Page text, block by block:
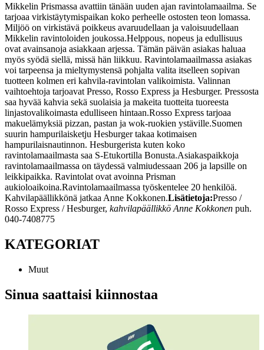
Mikkelin Prismassa avattiin tänään uuden ajan ravintolamaailma. Se
tarjoaa virkistäytymispaikan koko perheelle ostosten teon lomassa.
Miljöö on virkistävä poikkeus avaruudellaan ja valoisuudellaan
Mikkelin ravintoloiden joukossa.Helppous, nopeus ja edullisuus
ovat avainsanoja asiakkaan arjessa. Tämän päivän asiakas haluaa
myös syödä siellä, missä hän liikkuu. Ravintolamaailmassa asiakas
voi tarpeensa ja mieltymystensä pohjalta valita itselleen sopivan
tuotteen kolmen eri kahvila-ravintolan valikoimista. Valinnan
vaihtoehtoja tarjoavat Presso, Rosso Express ja Hesburger. Pressosta
saa hyvää kahvia sekä suolaisia ja makeita tuotteita tuoreesta
linjastovalikoimasta edulliseen hintaan.Rosso Express tarjoaa
makuelämyksiä pizzan, pastan ja wok-ruokien ystäville.Suomen
suurin hampurilaisketju Hesburger takaa kotimaisen
hampurilaisnautinnon. Hesburgerista kuten koko
ravintolamaailmasta saa S-Etukortilla Bonusta.Asiakaspaikkoja
ravintolamaailmassa on täydessä valmiudessaan 206 ja lapsille on
leikkipaikka. Ravintolat ovat avoinna Prisman
aukioloaikoina.Ravintolamaailmassa työskentelee 20 henkilöä.
Kahvilapäällikkönä jatkaa Anne Kokkonen.Lisätietoja:Presso /
Rosso Express / Hesburger, kahvilapäällikkö Anne Kokkonen puh.
040-7408775
KATEGORIAT
Muut
Sinua saattaisi kiinnostaa